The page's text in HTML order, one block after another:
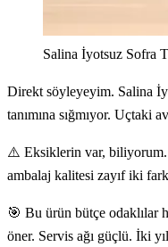
Salina İyotsuz Sofra
Direkt söyleyeyim. Salina
tanımına sığmıyor. Uçtaki
⚠️ Eksiklerin var, biliyorum.
ambalaj kalitesi zayıf iki
🎯 Bu ürün bütçe odaklılar
öner. Servis ağı güçlü. İki